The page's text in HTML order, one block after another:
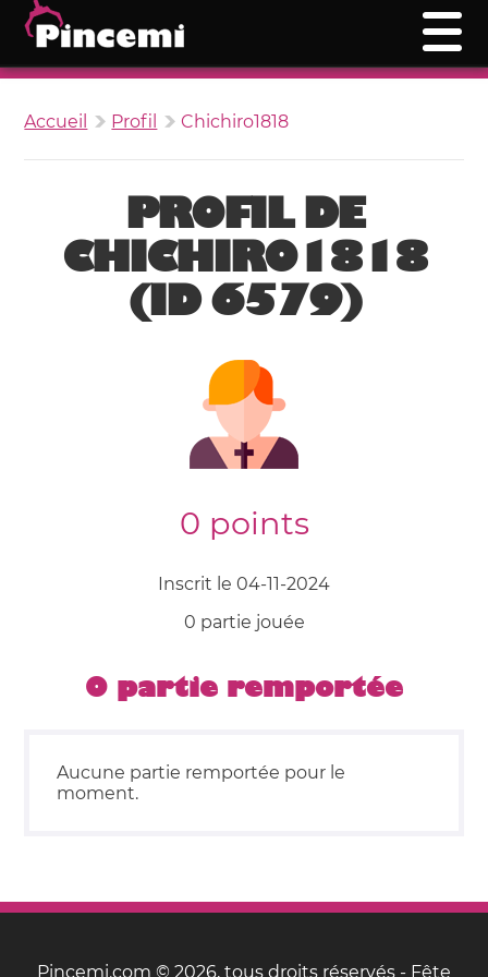
Accueil Profil Chichiro1818
PROFIL DE
CHICHIRO1818
(ID 6579)
0 points
Inscrit le 04-11-2024
0 partie jouée
0 partie remportée
Aucune partie remportée pour le
moment.
Pincemi.com © 2026, tous droits réservés - Fête